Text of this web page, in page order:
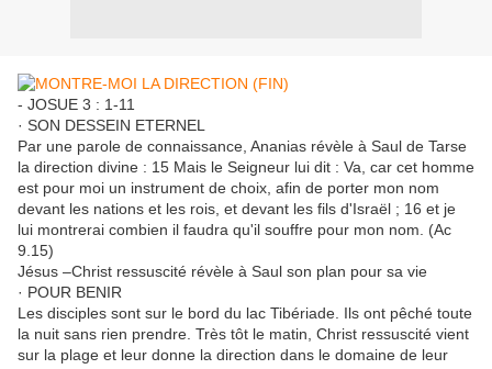
- JOSUE 3 : 1-11
· SON DESSEIN ETERNEL
Par une parole de connaissance, Ananias révèle à Saul de Tarse
la direction divine : 15 Mais le Seigneur lui dit : Va, car cet homme
est pour moi un instrument de choix, afin de porter mon nom
devant les nations et les rois, et devant les fils d'Israël ; 16 et je
lui montrerai combien il faudra qu'il souffre pour mon nom. (Ac
9.15)
Jésus –Christ ressuscité révèle à Saul son plan pour sa vie
· POUR BENIR
Les disciples sont sur le bord du lac Tibériade. Ils ont pêché toute
la nuit sans rien prendre. Très tôt le matin, Christ ressuscité vient
sur la plage et leur donne la direction dans le domaine de leur